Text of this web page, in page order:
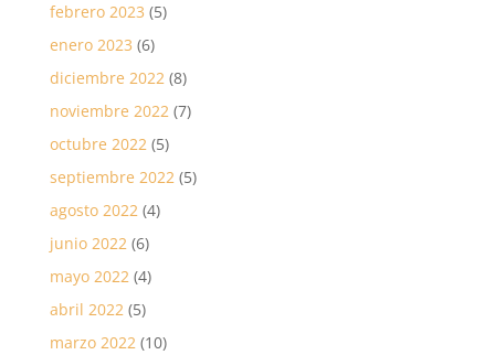
febrero 2023 (5)
enero 2023 (6)
diciembre 2022(8)
noviembre 2022(7)
octubre 2022(5)
septiembre 2022(5)
agosto 2022(4)
junio 2022(6)
mayo 2022(4)
abril 2022(5)
marzo 2022(10)